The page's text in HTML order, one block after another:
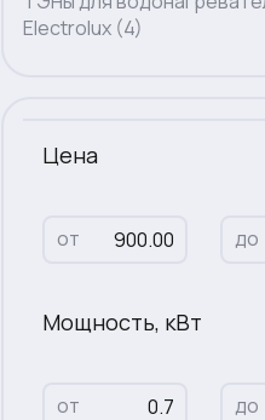
Electrolux (4)
Цена
от до
Мощность, кВт
от до